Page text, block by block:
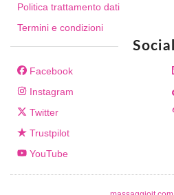
Politica trattamento dati
Termini e condizioni
Social
Facebook
Instagram
Twitter
Trustpilot
YouTube